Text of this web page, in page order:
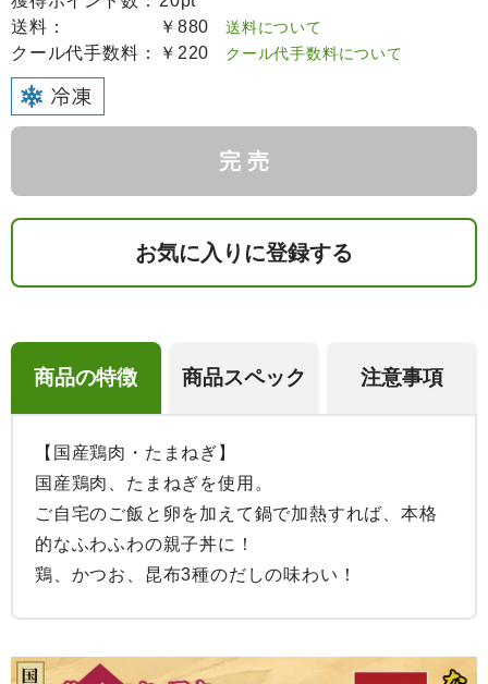
送料：
￥880 送料について
クール代手数料： ￥220 クール代手数料について
完 売
お気に入りに登録する
商品の特徴 商品スペック 注意事項
【国産鶏肉・たまねぎ】
国産鶏肉、たまねぎを使用。
ご自宅のご飯と卵を加えて鍋で加熱すれば、本格
的なふわふわの親子丼に！
鶏、かつお、昆布3種のだしの味わい！